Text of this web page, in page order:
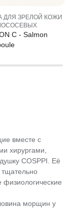
ДЛЯ ЗРЕЛОЙ КОЖИ
C - Salmon
вместе с
хирургами,
COSPPI. Её
морщин у